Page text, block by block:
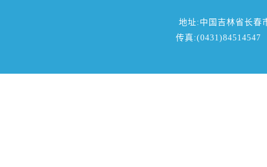
地址:中国吉林省长春
传真